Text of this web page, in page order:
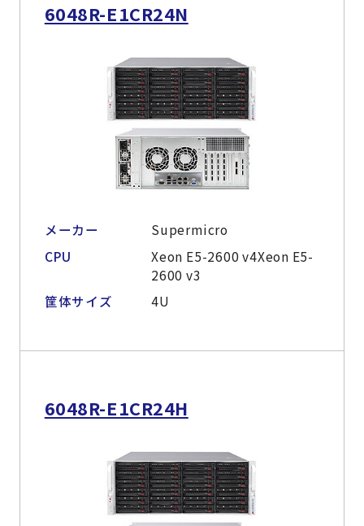
6048R-E1CR24N
メーカー
Supermicro
CPU
Xeon E5-2600 v4Xeon E5-
2600 v3
筐体サイズ
4U
6048R-E1CR24H